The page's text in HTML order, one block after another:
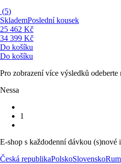
(5)
SklademPoslední kousek
25 462 Kč
34 399 Kč
Do košíku
Do košíku
Pro zobrazení více výsledků
Nessa
1
E-shop s každodenní dávkou
Česká republikaPolskoSlovensko